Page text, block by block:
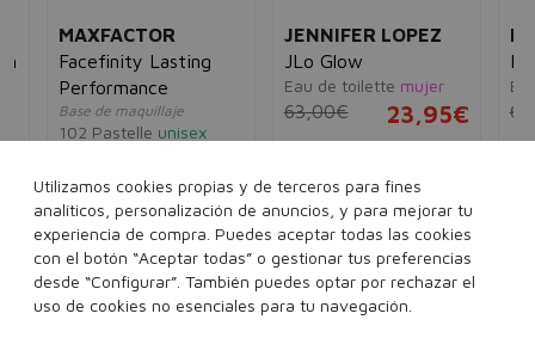
MAXFACTOR
Facefinity Lasting
Performance
Base de maquillaje
102 Pastelle unisex
Añadir a la cesta
JENNIFER LOPEZ
JLo Glow
Eau de toilette mujer
63,00€ 23,95€
Añadir a la cesta
Utilizamos cookies propias y de terceros para fines
analíticos, personalización de anuncios, y para mejorar tu
experiencia de compra. Puedes aceptar todas las cookies
con el botón “Aceptar todas” o gestionar tus preferencias
desde “Configurar”. También puedes optar por rechazar el
uso de cookies no esenciales para tu navegación.